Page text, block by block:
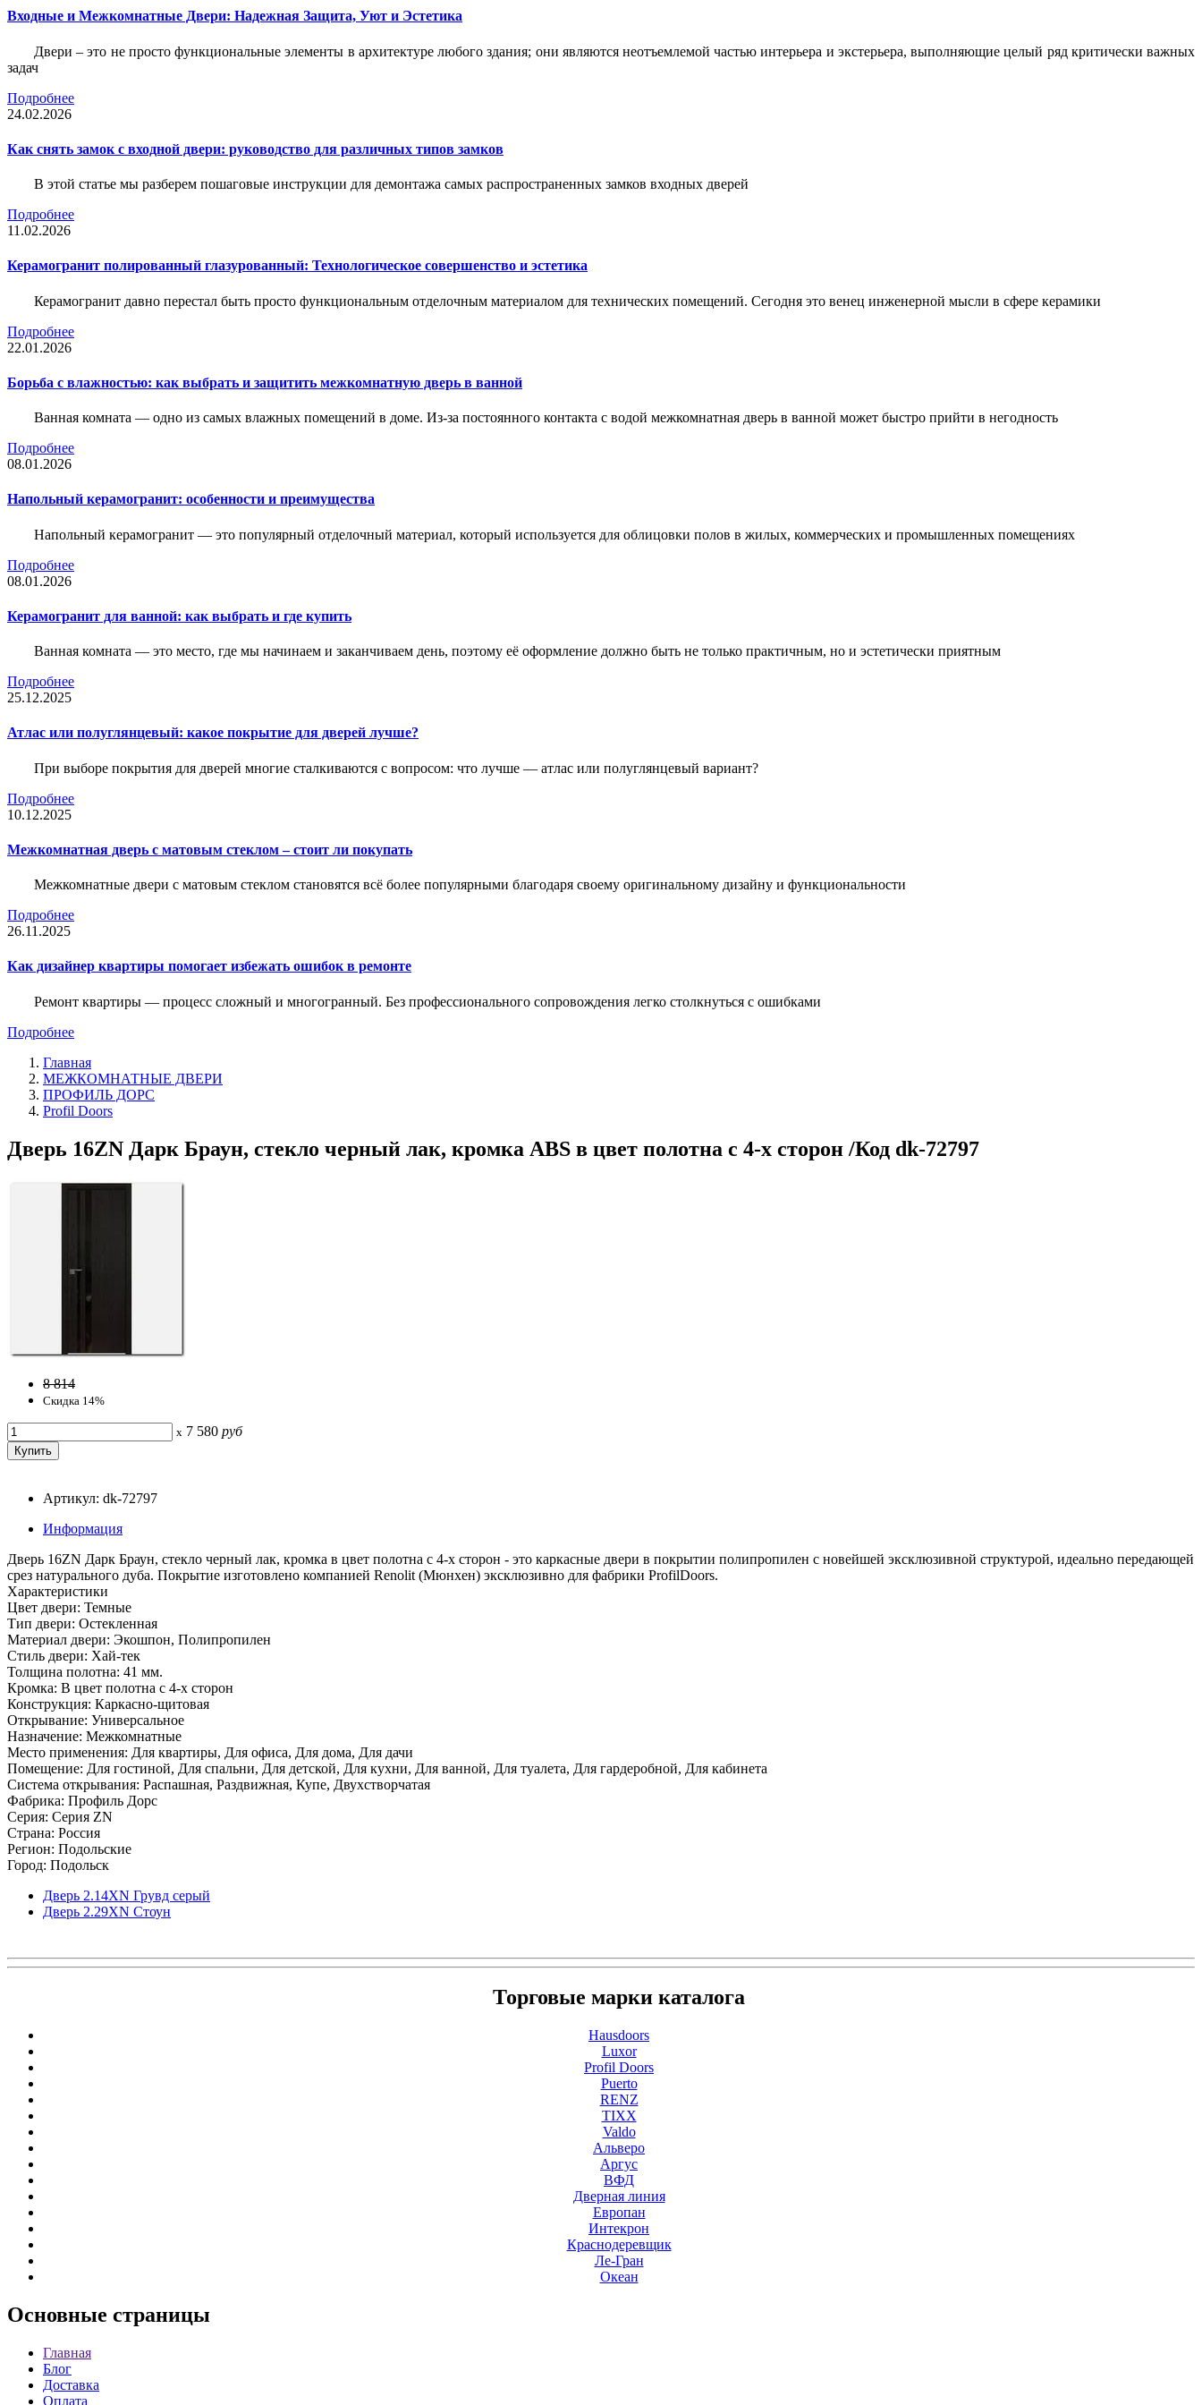
Входные и Межкомнатные Двери: Надежная Защита, Уют и Эстетика
Двери – это не просто функциональные элементы в архитектуре любого здания; они являются неотъемлемой частью интерьера и экстерьера, выполняющие целый ряд критически важных
задач
Подробнее
24.02.2026
Как снять замок с входной двери: руководство для различных типов замков
В этой статье мы разберем пошаговые инструкции для демонтажа самых распространенных замков входных дверей
Подробнее
11.02.2026
Керамогранит полированный глазурованный: Технологическое совершенство и эстетика
Керамогранит давно перестал быть просто функциональным отделочным материалом для технических помещений. Сегодня это венец инженерной мысли в сфере керамики
Подробнее
22.01.2026
Борьба с влажностью: как выбрать и защитить межкомнатную дверь в ванной
Ванная комната — одно из самых влажных помещений в доме. Из-за постоянного контакта с водой межкомнатная дверь в ванной может быстро прийти в негодность
Подробнее
08.01.2026
Напольный керамогранит: особенности и преимущества
Напольный керамогранит — это популярный отделочный материал, который используется для облицовки полов в жилых, коммерческих и промышленных помещениях
Подробнее
08.01.2026
Керамогранит для ванной: как выбрать и где купить
Ванная комната — это место, где мы начинаем и заканчиваем день, поэтому её оформление должно быть не только практичным, но и эстетически приятным
Подробнее
25.12.2025
Атлас или полуглянцевый: какое покрытие для дверей лучше?
При выборе покрытия для дверей многие сталкиваются с вопросом: что лучше — атлас или полуглянцевый вариант?
Подробнее
10.12.2025
Межкомнатная дверь с матовым стеклом – стоит ли покупать
Межкомнатные двери с матовым стеклом становятся всё более популярными благодаря своему оригинальному дизайну и функциональности
Подробнее
26.11.2025
Как дизайнер квартиры помогает избежать ошибок в ремонте
Ремонт квартиры — процесс сложный и многогранный. Без профессионального сопровождения легко столкнуться с ошибками
Подробнее
Главная
МЕЖКОМНАТНЫЕ ДВЕРИ
ПРОФИЛЬ ДОРС
Profil Doors
Дверь 16ZN Дарк Браун, стекло черный лак, кромка ABS в цвет полотна с 4-х сторон /Код dk-72797
8 814
Скидка 14%
x 7 580 руб
Артикул: dk-72797
Информация
Дверь 16ZN Дарк Браун, стекло черный лак, кромка в цвет полотна с 4-х сторон - это каркасные двери в покрытии полипропилен с новейшей эксклюзивной структурой, идеально передающей
срез натурального дуба. Покрытие изготовлено компанией Renolit (Мюнхен) эксклюзивно для фабрики ProfilDoors.
Характеристики
Цвет двери: Темные
Тип двери: Остекленная
Материал двери: Экошпон, Полипропилен
Стиль двери: Хай-тек
Толщина полотна: 41 мм.
Кромка: В цвет полотна с 4-х сторон
Конструкция: Каркасно-щитовая
Открывание: Универсальное
Назначение: Межкомнатные
Место применения: Для квартиры, Для офиса, Для дома, Для дачи
Помещение: Для гостиной, Для спальни, Для детской, Для кухни, Для ванной, Для туалета, Для гардеробной, Для кабинета
Система открывания: Распашная, Раздвижная, Купе, Двухстворчатая
Фабрика: Профиль Дорс
Серия: Серия ZN
Страна: Россия
Регион: Подольские
Город: Подольск
Дверь 2.14ХN Грувд серый
Дверь 2.29ХN Стоун
Торговые марки каталога
Hausdoors
Luxor
Profil Doors
Puerto
RENZ
TIXX
Valdo
Альверо
Аргус
ВФД
Дверная линия
Европан
Интекрон
Краснодеревщик
Ле-Гран
Океан
Основные страницы
Главная
Блог
Доставка
Оплата